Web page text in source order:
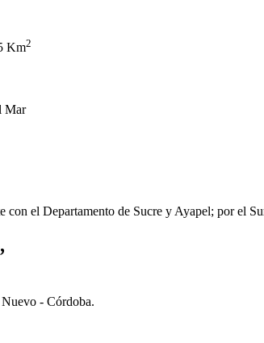
Km2
Mar
el Departamento de Sucre y Ayapel; por el
- Córdoba.